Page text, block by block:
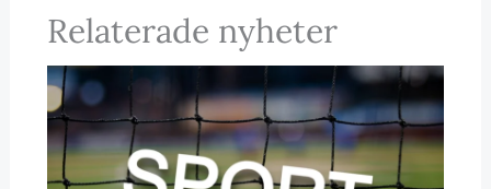
Relaterade nyheter